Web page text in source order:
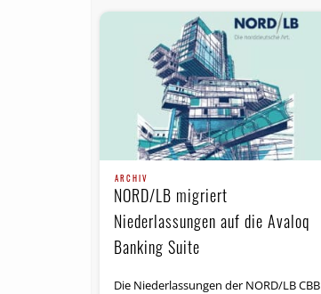
ARCHIV
NORD/LB migriert
Niederlassungen auf die Avaloq
Banking Suite
Die Niederlassungen der NORD/LB CBB